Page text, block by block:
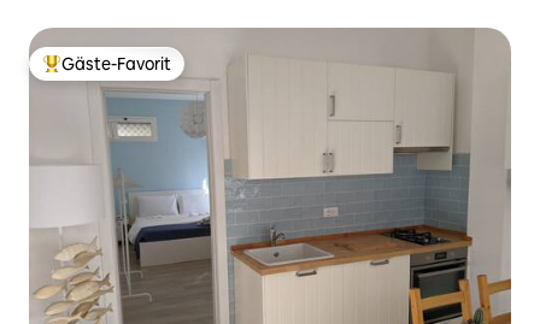
Beliebter Gäste-Favorit.
Gäste-Favorit